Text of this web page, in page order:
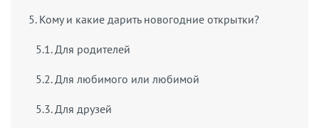
5. Кому и какие дарить новогодние открытки?
5.1. Для родителей
5.2. Для любимого или любимой
5.3. Для друзей